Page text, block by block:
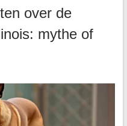
over de
mythe of